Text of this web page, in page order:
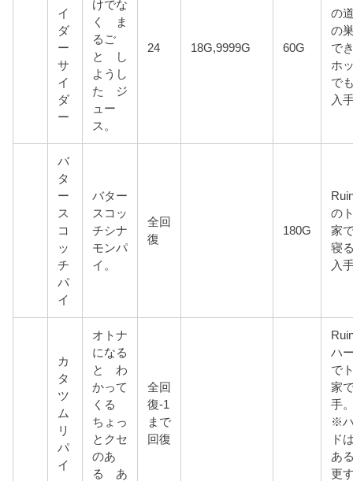
イ
ダ
ー
サ
イ
ダ
ー
けでな
く ま
るご
と し
ようし
た ジ
ュー
ス。
24 18G,9999G 60G
の
の
で
ホ
で
入
バ
タ
ー
ス
コ
ッ
チ
パ
イ
バター
スコッ
チシナ
モンパ
イ。
全回
復
180G
の
家
寝
入
カ
タ
ツ
ム
リ
パ
イ
オトナ
になる
と わ
かって
くる
ちょっ
とクセ
のあ
る あ
全回
復-1
まで
回復
ハ
で
家
手
※
ド
あ
更